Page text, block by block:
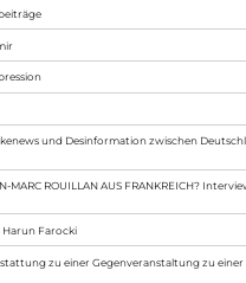
und Desinformation zwischen
MARC ROUILLAN AUS FRANKREICH?
Harun Farocki
zu einer Gegenveranstaltung zu einer